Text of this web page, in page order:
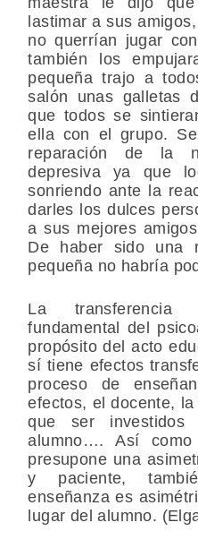
lastimar a sus
no querrían jugar
también los
pequeña trajo a
salón unas galletas
que todos se
ella con el grupo.
reparación de la
depresiva ya que
sonriendo ante la
darles los dulces
a sus mejores
De haber sido una
pequeña no habría
La
fundamental del
propósito del acto
sí tiene efectos
proceso de
efectos, el docente,
que ser investidos
alumno…. Así
presupone una
y paciente,
enseñanza es
lugar del alumno.